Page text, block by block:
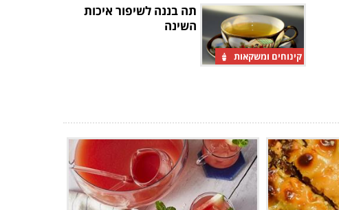
קינוחים ומשקאות
תה בננה לשיפור איכות
השינה